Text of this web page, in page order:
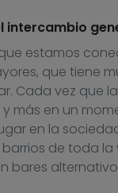
intercambio
estamos
que tiene
Cada vez que
más en un
en la
de toda
bares